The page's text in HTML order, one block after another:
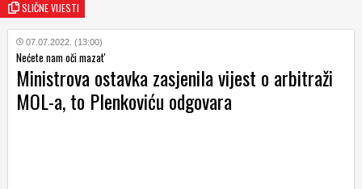
SLIČNE VIJESTI
07.07.2022. (13:00)
Nećete nam oči mazat'
Ministrova ostavka zasjenila vijest o arbitraži
MOL-a, to Plenkoviću odgovara